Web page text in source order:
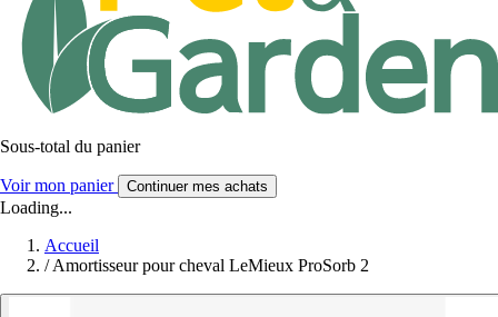
Sous-total du panier
Voir mon panier Continuer mes achats
Loading...
Accueil
/ Amortisseur pour cheval LeMieux ProSorb 2